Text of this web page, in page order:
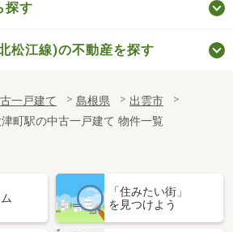
探す
松江線)の不動産を探す
一戸建て 島根県
出雲市
津町駅の中古一戸建て 物件一覧
「住みたい街」
を見つけよう